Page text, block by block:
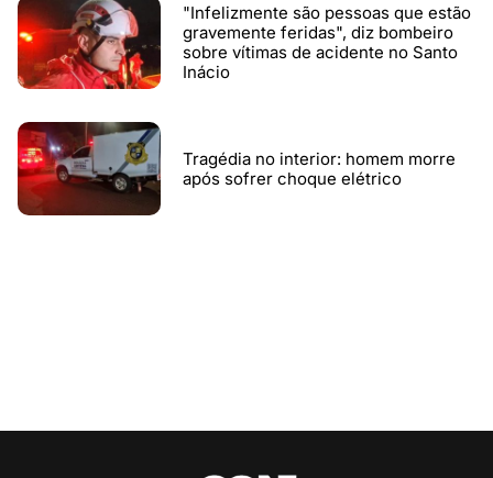
"Infelizmente são pessoas que estão
gravemente feridas", diz bombeiro
sobre vítimas de acidente no Santo
Inácio
Tragédia no interior: homem morre
após sofrer choque elétrico